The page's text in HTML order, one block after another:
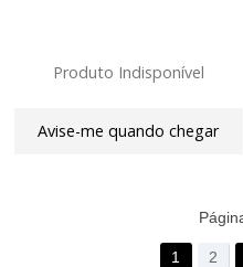
Produto Indisponível
Avise-me quando chegar
1 2